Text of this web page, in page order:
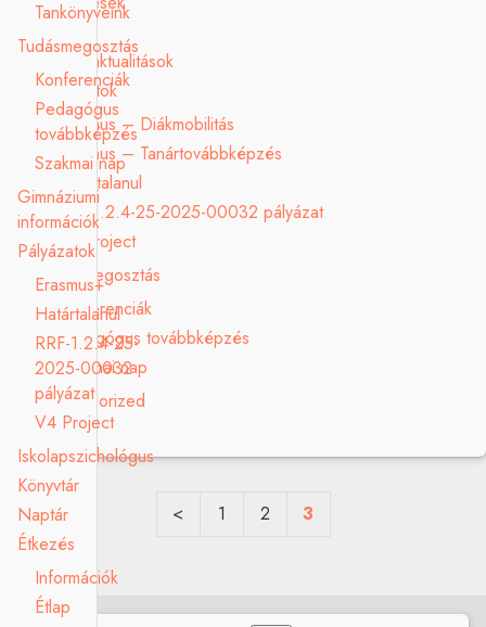
Tankönyveink
Tudásmegosztás
Konferenciák
Pedagógus
továbbképzés
Szakmai nap
Gimnáziumi
információk
Pályázatok
Erasmus+
Határtalanul
RRF-1.2.4-25-
2025-00032
pályázat
V4 Project
Iskolapszichológus
Könyvtár
Naptár
Étkezés
Információk
Étlap
Galéria
Hírek, aktualitások
Pályázatok
Erasmus – Diákmobilitás
Erasmus – Tanártovábbképzés
Határtalanul
RRF-1.2.4-25-2025-00032 pályázat
V4 Project
Tudásmegosztás
Konferenciák
Pedagógus továbbképzés
Szakmai nap
Uncategorized
< 1 2 3